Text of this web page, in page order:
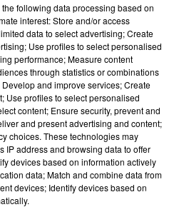
21 novembre avecTerranimo
votre animalerie dans le Haut-
the following data processing based on
interest: Store and/or access
data to select advertising; Create
Use profiles to select personalised
performance; Measure content
through statistics or combinations
and improve services; Create
Use profiles to select personalised
content; Ensure security, prevent and
and present advertising and content;
choices. These technologies may
IP address and browsing data to offer
devices based on information actively
data; Match and combine data from
devices; Identify devices based on